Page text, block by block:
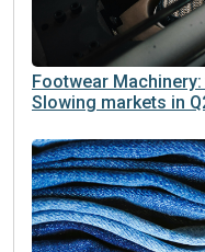
Footwear
Slowing markets in